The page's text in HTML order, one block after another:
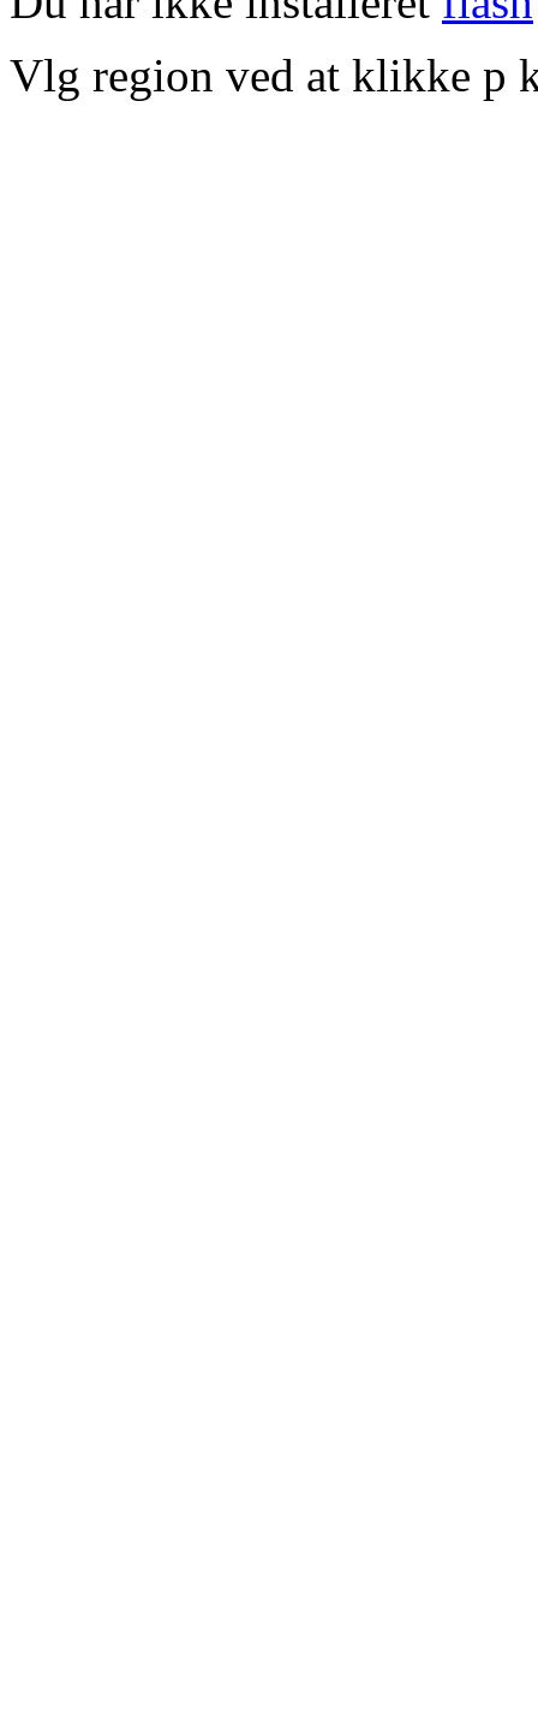
Vlg region ved at klikke p